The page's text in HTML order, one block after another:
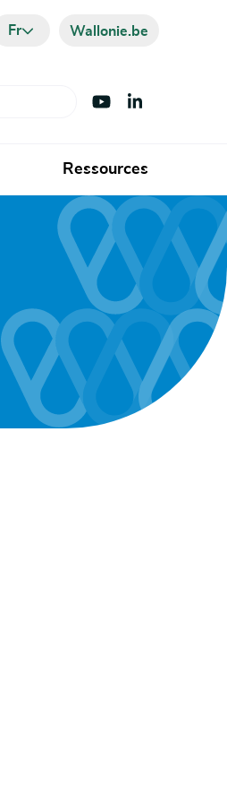
Fr Wallonie.be
Visiter Youtube
Visiter LinkedIn
Ressources